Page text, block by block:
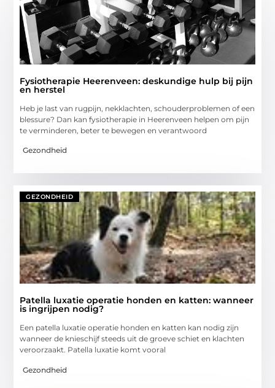
Fysiotherapie Heerenveen: deskundige hulp bij pijn
en herstel
Heb je last van rugpijn, nekklachten, schouderproblemen of een
blessure? Dan kan fysiotherapie in Heerenveen helpen om pijn
te verminderen, beter te bewegen en verantwoord
Gezondheid
GEZONDHEID
Patella luxatie operatie honden en katten: wanneer
is ingrijpen nodig?
Een patella luxatie operatie honden en katten kan nodig zijn
wanneer de knieschijf steeds uit de groeve schiet en klachten
veroorzaakt. Patella luxatie komt vooral
Gezondheid